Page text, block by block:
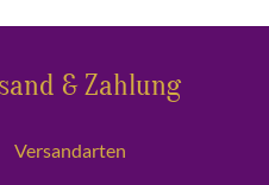
& Zahlung
Versandarten